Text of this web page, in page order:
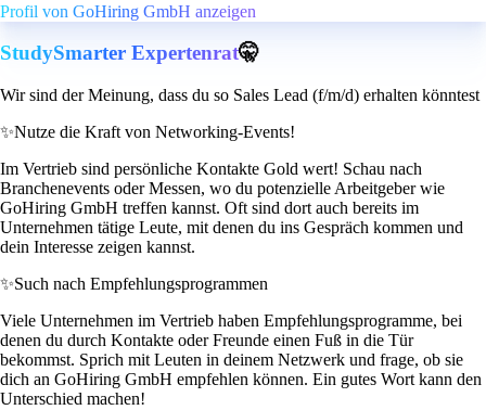
Profil von GoHiring GmbH anzeigen
StudySmarter Expertenrat🤫
Wir sind der Meinung, dass du so Sales Lead (f/m/d) erhalten könntest
✨Nutze die Kraft von Networking-Events!
Im Vertrieb sind persönliche Kontakte Gold wert! Schau nach
Branchenevents oder Messen, wo du potenzielle Arbeitgeber wie
GoHiring GmbH treffen kannst. Oft sind dort auch bereits im
Unternehmen tätige Leute, mit denen du ins Gespräch kommen und
dein Interesse zeigen kannst.
✨Such nach Empfehlungsprogrammen
Viele Unternehmen im Vertrieb haben Empfehlungsprogramme, bei
denen du durch Kontakte oder Freunde einen Fuß in die Tür
bekommst. Sprich mit Leuten in deinem Netzwerk und frage, ob sie
dich an GoHiring GmbH empfehlen können. Ein gutes Wort kann den
Unterschied machen!